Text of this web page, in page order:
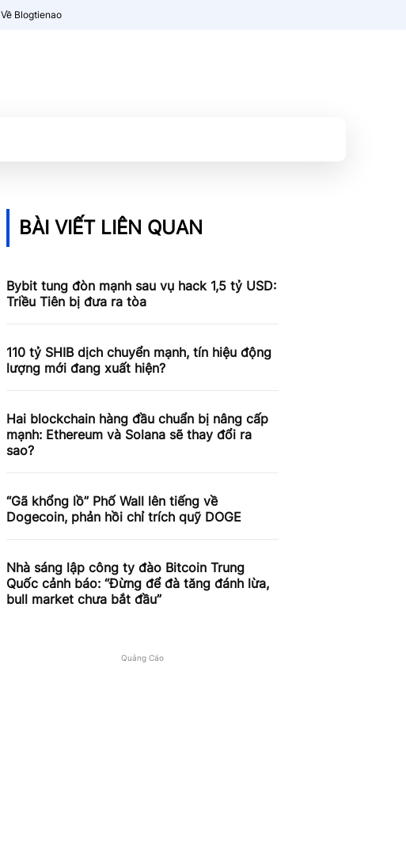
Về Blogtienao
BÀI VIẾT LIÊN QUAN
Bybit tung đòn mạnh sau vụ hack 1,5 tỷ USD:
Triều Tiên bị đưa ra tòa
110 tỷ SHIB dịch chuyển mạnh, tín hiệu động
lượng mới đang xuất hiện?
Hai blockchain hàng đầu chuẩn bị nâng cấp
mạnh: Ethereum và Solana sẽ thay đổi ra
sao?
“Gã khổng lồ” Phố Wall lên tiếng về
Dogecoin, phản hồi chỉ trích quỹ DOGE
Nhà sáng lập công ty đào Bitcoin Trung
Quốc cảnh báo: “Đừng để đà tăng đánh lừa,
bull market chưa bắt đầu”
Quảng Cáo